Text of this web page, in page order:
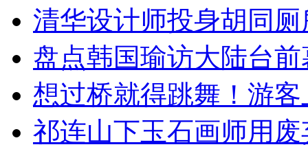
清华设计师投身胡同
盘点韩国瑜访大陆台
想过桥就得跳舞！游客
祁连山下玉石画师用